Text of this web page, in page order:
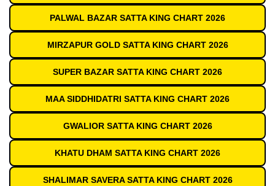
PALWAL BAZAR SATTA KING CHART 2026
MIRZAPUR GOLD SATTA KING CHART 2026
SUPER BAZAR SATTA KING CHART 2026
MAA SIDDHIDATRI SATTA KING CHART 2026
GWALIOR SATTA KING CHART 2026
KHATU DHAM SATTA KING CHART 2026
SHALIMAR SAVERA SATTA KING CHART 2026